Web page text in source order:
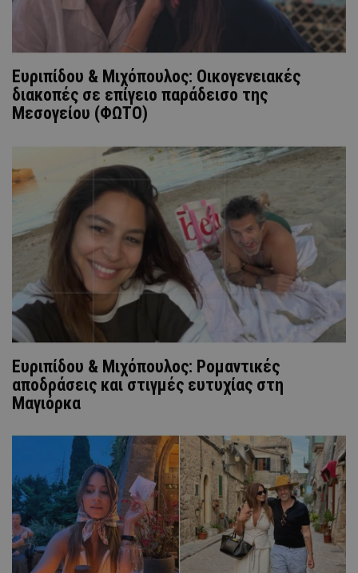
Ευριπίδου & Μιχόπουλος: Οικογενειακές
διακοπές σε επίγειο παράδεισο της
Μεσογείου (ΦΩΤΟ)
Ευριπίδου & Μιχόπουλος: Ρομαντικές
αποδράσεις και στιγμές ευτυχίας στη
Μαγιόρκα